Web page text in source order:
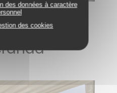
des données à caractère
des cookies